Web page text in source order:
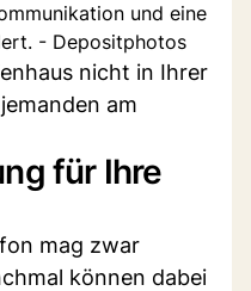
und eine
- Depositphotos
nicht in Ihrer
am
für Ihre
mag zwar
können dabei